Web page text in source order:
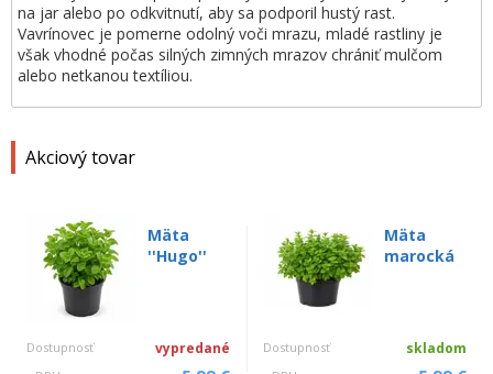
Akciový tovar
Mäta
''Hugo''
Dostupnosť vypredané
Mäta
marocká
Dostupnosť skladom
na jar alebo po odkvitnutí, aby sa podporil hustý rast.
Vavrínovec je pomerne odolný voči mrazu, mladé rastliny je
však vhodné počas silných zimných mrazov chrániť mulčom
alebo netkanou textíliou.